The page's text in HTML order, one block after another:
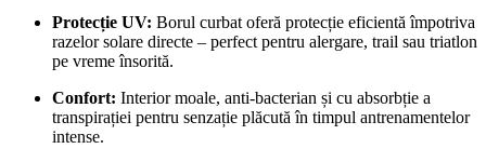
Protecție UV: Borul curbat oferă protecție eficientă împotriva
razelor solare directe – perfect pentru alergare, trail sau triatlon
pe vreme însorită.
Confort: Interior moale, anti-bacterian și cu absorbție a
transpirației pentru senzație plăcută în timpul antrenamentelor
intense.